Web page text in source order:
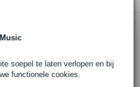
soepel te laten verlopen en bij
functionele cookies.